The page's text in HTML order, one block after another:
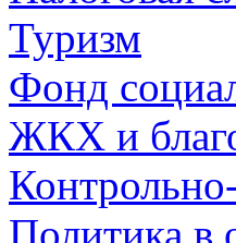
Туризм
Фонд
ЖКХ и
Политика в